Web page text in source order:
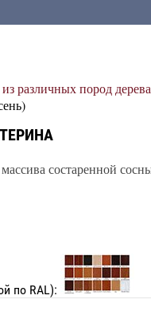
различных пород
состаренной
по RAL):